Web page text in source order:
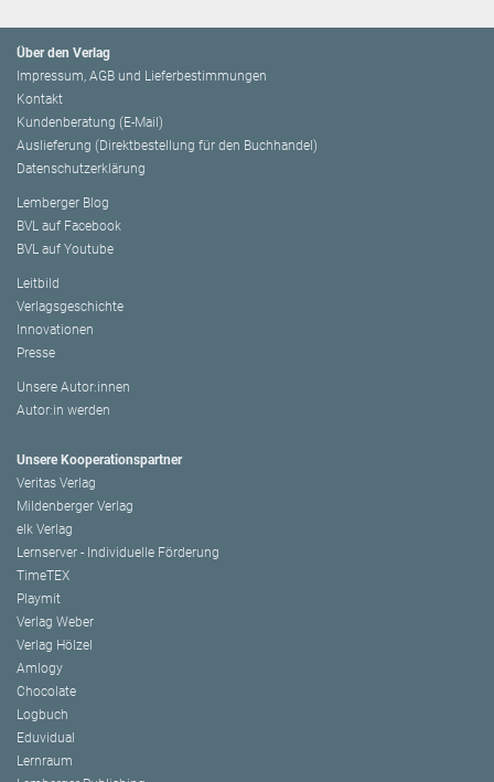
Über den Verlag
Impressum, AGB und Lieferbestimmungen
Kontakt
Kundenberatung (E-Mail)
Auslieferung (Direktbestellung für den Buchhandel)
Datenschutzerklärung
Lemberger Blog
BVL auf Facebook
BVL auf Youtube
Leitbild
Verlagsgeschichte
Innovationen
Presse
Unsere Autor:innen
Autor:in werden
Unsere Kooperationspartner
Veritas Verlag
Mildenberger Verlag
elk Verlag
Lernserver - Individuelle Förderung
TimeTEX
Playmit
Verlag Weber
Verlag Hölzel
Amlogy
Chocolate
Logbuch
Eduvidual
Lernraum